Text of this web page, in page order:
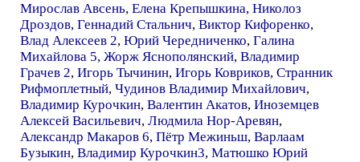
Мирослав Авсень, Елена Крепышкина, Николоз
Дроздов, Геннадий Стальнич, Виктор Кифоренко,
Влад Алексеев 2, Юрий Чередниченко, Галина
Михайлова 5, Жорж Яснополянский, Владимир
Грачев 2, Игорь Тычинин, Игорь Ковриков, Странник
Рифмоплетный, Чудинов Владимир Михайлович,
Владимир Курочкин, Валентин Акатов, Иноземцев
Алексей Васильевич, Людмила Нор-Аревян,
Александр Макаров 6, Пётр Межиньш, Варлаам
Бузыкин, Владимир Курочкин3, Матюшко Юрий